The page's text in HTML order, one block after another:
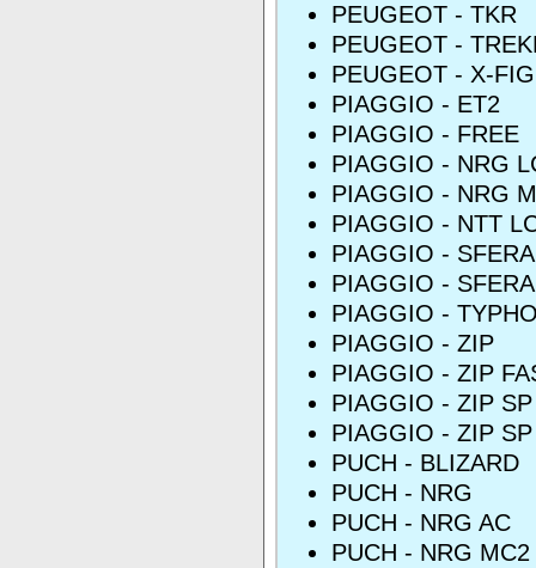
PEUGEOT - TKR
PEUGEOT -
PEUGEOT - X-
PIAGGIO - ET2
PIAGGIO - FREE
PIAGGIO - NRG
PIAGGIO - NRG
PIAGGIO - NTT
PIAGGIO - SFERA
PIAGGIO -
PIAGGIO -
PIAGGIO - ZIP
PIAGGIO - ZIP
PIAGGIO - ZIP
PIAGGIO - ZIP
PUCH - BLIZARD
PUCH - NRG
PUCH - NRG AC
PUCH - NRG MC2